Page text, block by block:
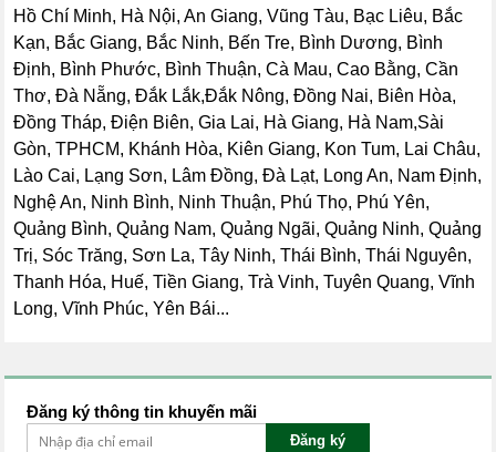
Hồ Chí Minh, Hà Nội, An Giang, Vũng Tàu, Bạc Liêu, Bắc
Kạn, Bắc Giang, Bắc Ninh, Bến Tre, Bình Dương, Bình
Định, Bình Phước, Bình Thuận, Cà Mau, Cao Bằng, Cần
Thơ, Đà Nẵng, Đắk Lắk,Đắk Nông, Đồng Nai, Biên Hòa,
Đồng Tháp, Điện Biên, Gia Lai, Hà Giang, Hà Nam,Sài
Gòn, TPHCM, Khánh Hòa, Kiên Giang, Kon Tum, Lai Châu,
Lào Cai, Lạng Sơn, Lâm Đồng, Đà Lạt, Long An, Nam Định,
Nghệ An, Ninh Bình, Ninh Thuận, Phú Thọ, Phú Yên,
Quảng Bình, Quảng Nam, Quảng Ngãi, Quảng Ninh, Quảng
Trị, Sóc Trăng, Sơn La, Tây Ninh, Thái Bình, Thái Nguyên,
Thanh Hóa, Huế, Tiền Giang, Trà Vinh, Tuyên Quang, Vĩnh
Long, Vĩnh Phúc, Yên Bái...
Đăng ký thông tin khuyến mãi
Đăng ký